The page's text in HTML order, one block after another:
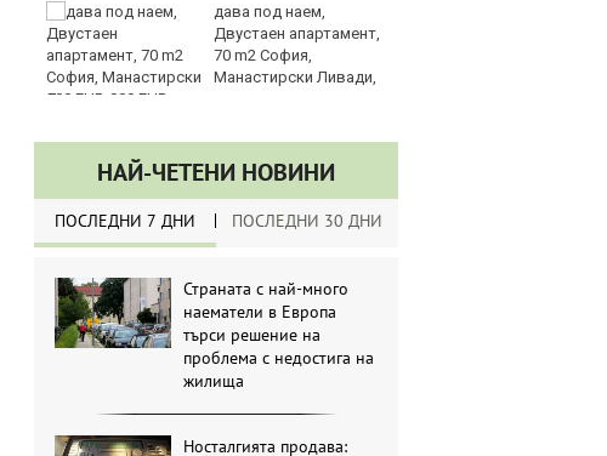
дава под наем,
Двустаен апартамент,
70 m2 София,
Манастирски Ливади,
800 EUR
НАЙ-ЧЕТЕНИ НОВИНИ
ПОСЛЕДНИ 7 ДНИ ПОСЛЕДНИ 30 ДНИ
Страната с най-много
наематели в Европа
търси решение на
проблема с недостига на
жилища
Носталгията продава: